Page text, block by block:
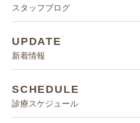
スタッフブログ
UPDATE
新着情報
SCHEDULE
診療スケジュール